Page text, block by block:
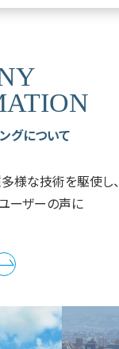
グについて
様な技術を駆使し、
ーザーの声に